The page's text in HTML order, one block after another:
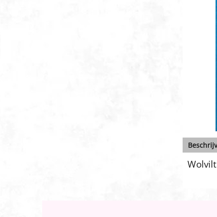
Wolvilt